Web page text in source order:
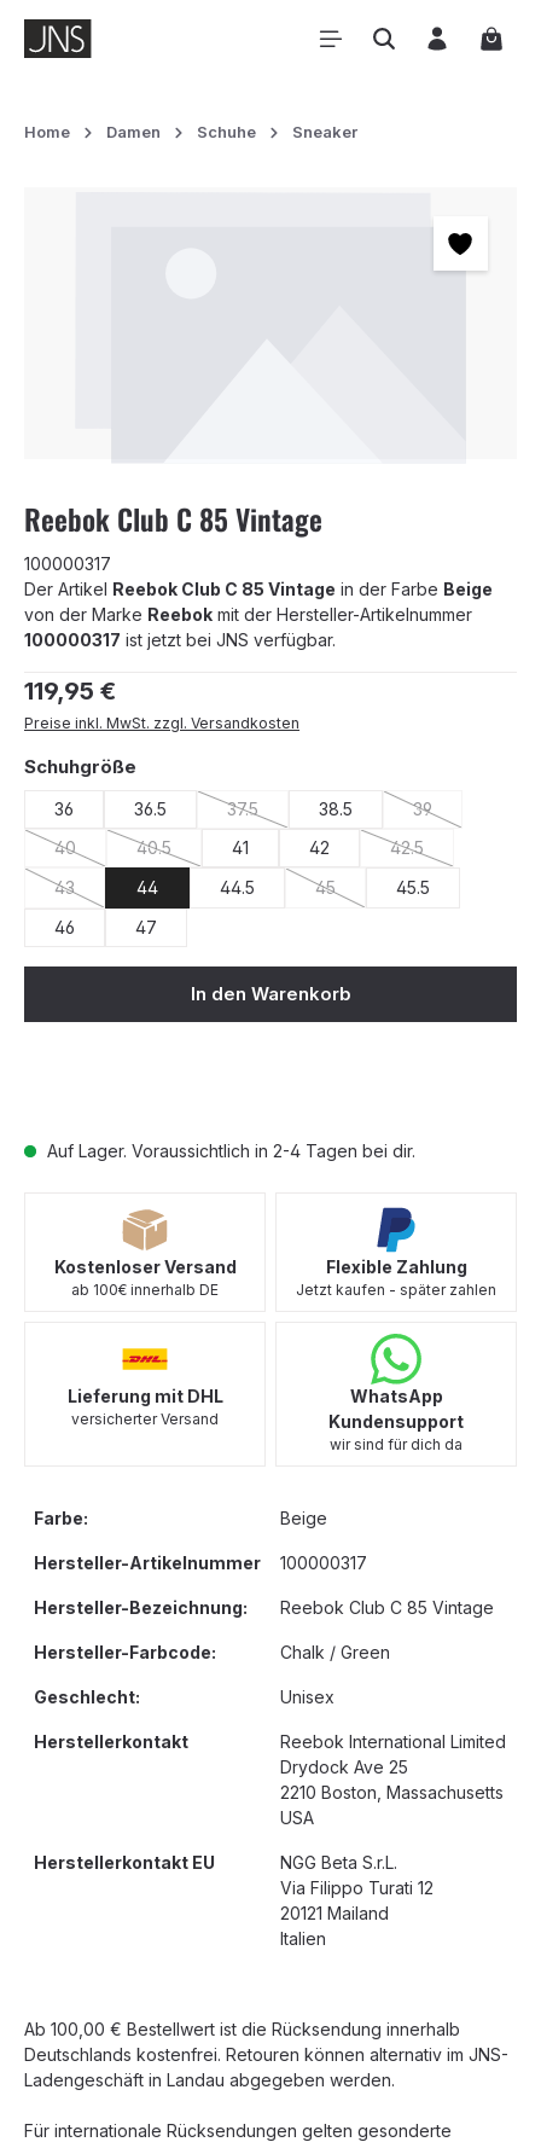
Zum Hauptinhalt springen
Home Damen Schuhe Sneaker
Reebok Club C 85 Vintage
100000317
Der Artikel Reebok Club C 85 Vintage in der Farbe Beige
von der Marke Reebok mit der Hersteller-Artikelnummer
100000317 ist jetzt bei JNS verfügbar.
Regulärer Preis:
119,95 €
Preise inkl. MwSt. zzgl. Versandkosten
Auf Lager. Voraussichtlich in 2-4 Tagen bei dir.
Schuhgröße
36 36.5 37.5
(Diese Option ist zurzeit nicht verfügbar.)
38.5 39
(Diese Option
40
(Diese Option ist zurzeit nicht verfügbar.)
40.5
(Diese Option ist zurzeit nicht verfügbar.)
41 42 42.5
(Diese Option ist
43
(Diese Option ist zurzeit nicht verfügbar.)
44 44.5 45
(Diese Option ist zurzeit
45.5
46
47
In den Warenkorb
Kostenloser Versand
ab 100€ innerhalb DE
Flexible Zahlung
Jetzt kaufen - später zahlen
Lieferung mit DHL
versicherter Versand
WhatsApp
Kundensupport
wir sind für dich da
Farbe: Beige
Hersteller-Artikelnummer 100000317
Hersteller-Bezeichnung: Reebok Club C 85 Vintage
Hersteller-Farbcode: Chalk / Green
Geschlecht: Unisex
Herstellerkontakt
Reebok International Limited
Drydock Ave 25
2210 Boston, Massachusetts
USA
Herstellerkontakt EU
NGG Beta S.r.L.
Via Filippo Turati 12
20121 Mailand
Italien
Ab 100,00 € Bestellwert ist die Rücksendung innerhalb
Deutschlands kostenfrei. Retouren können alternativ im JNS-
Ladengeschäft in Landau abgegeben werden.
Für internationale Rücksendungen gelten gesonderte